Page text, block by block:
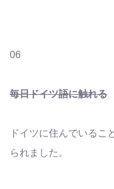
06
毎日ドイツ語に触れる
ドイツに住んでいるこ
られました。